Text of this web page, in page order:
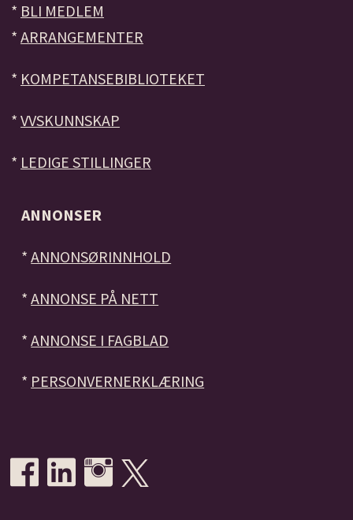
* BLI MEDLEM
* ARRANGEMENTER
* KOMPETANSEBIBLIOTEKET
* VVSKUNNSKAP
* LEDIGE STILLINGER
ANNONSER
*ANNONSØRINNHOLD
*ANNONSE PÅ NETT
*ANNONSE I FAGBLAD
* PERSONVERNERKLÆRING